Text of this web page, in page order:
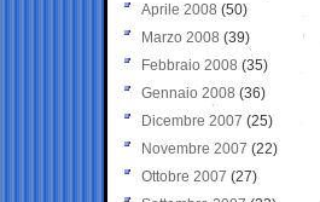
Aprile 2008 (50)
Marzo 2008 (39)
Febbraio 2008 (35)
Gennaio 2008 (36)
Dicembre 2007 (25)
Novembre 2007 (22)
Ottobre 2007 (27)